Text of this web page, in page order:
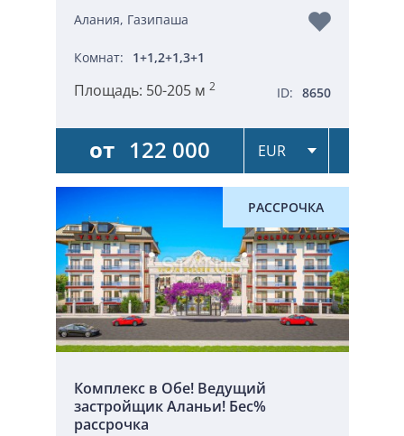
Алания, Газипаша
Комнат: 1+1,2+1,3+1
Площадь: 50-205 м 2 ID: 8650
от 122 000
РАССРОЧКА
Комплекс в Обе! Ведущий
застройщик Аланьи! Бес%
рассрочка